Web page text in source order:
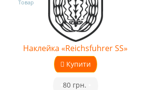
Товар
Наклейка «Reichsfuhrer SS»
Купити
80 грн.